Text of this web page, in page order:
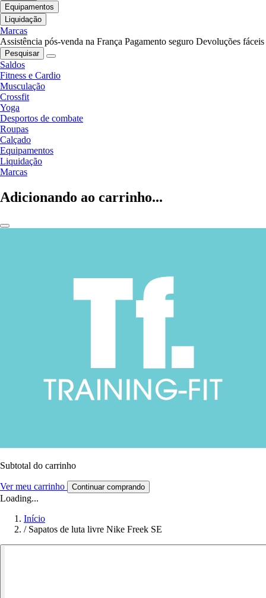
Equipamentos
Liquidação
Marcas
Assistência pós-venda na França Pagamento seguro Devoluções fáceis
Pesquisar
Saldos
Fitness e Cardio
Musculação
Crossfit
Yoga
Desportos de combate
Roupas
Calçado
Equipamentos
Liquidação
Marcas
Adicionando ao carrinho...
Subtotal do carrinho
Ver meu carrinho Continuar comprando
Loading...
Início
/ Sapatos de luta livre Nike Freek SE